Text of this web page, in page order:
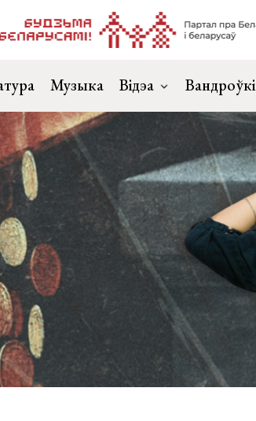
Музыка Відэа Вандроўкі